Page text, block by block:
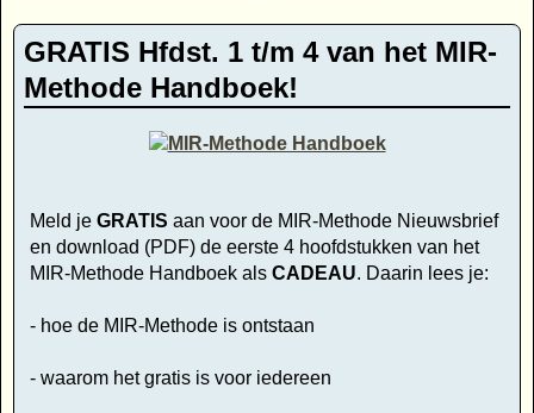
GRATIS Hfdst. 1 t/m 4 van het MIR-
Methode Handboek!
Meld je GRATIS aan voor de MIR-Methode Nieuwsbrief
en download (PDF) de eerste 4 hoofdstukken van het
MIR-Methode Handboek als CADEAU. Daarin lees je:
- hoe de MIR-Methode is ontstaan
- waarom het gratis is voor iedereen